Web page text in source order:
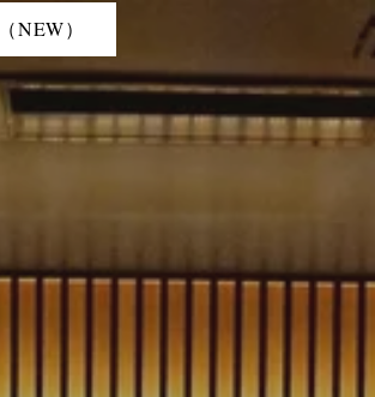
NEW）